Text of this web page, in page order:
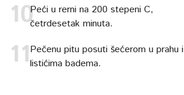
Peći u rerni na 200 stepeni C,
četrdesetak minuta.
Pečenu pitu posuti šećerom u prahu i
listićima badema.